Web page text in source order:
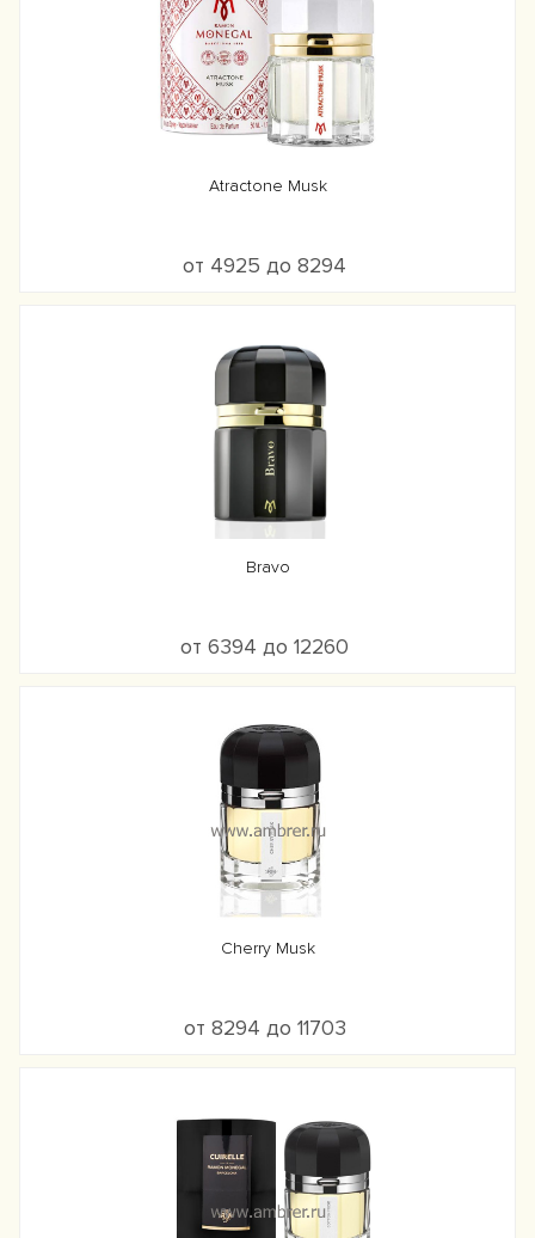
Atractone Musk
от 4925 до 8294
Bravo
от 6394 до 12260
Cherry Musk
от 8294 до 11703